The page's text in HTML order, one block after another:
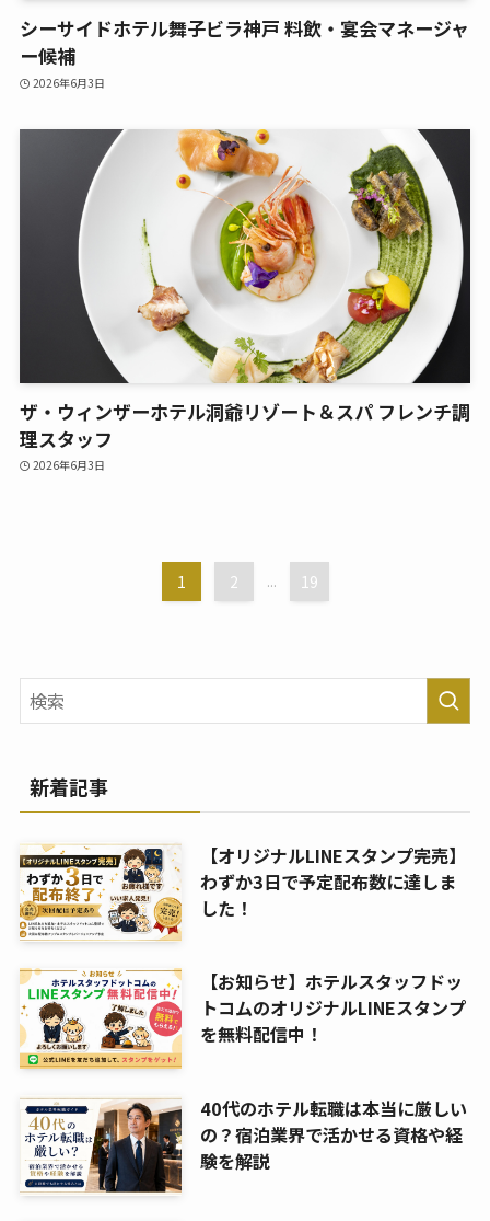
シーサイドホテル舞子ビラ神戸 料飲・宴会マネージャ
ー候補
2026年6月3日
ザ・ウィンザーホテル洞爺リゾート＆スパ フレンチ調
理スタッフ
2026年6月3日
1 2 ... 19
新着記事
【オリジナルLINEスタンプ完売】
わずか3日で予定配布数に達しま
した！
【お知らせ】ホテルスタッフドッ
トコムのオリジナルLINEスタンプ
を無料配信中！
40代のホテル転職は本当に厳しい
の？宿泊業界で活かせる資格や経
験を解説